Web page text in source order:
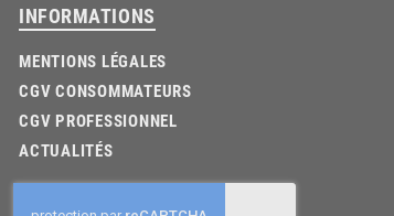
INFORMATIONS
MENTIONS LÉGALES
CGV CONSOMMATEURS
CGV PROFESSIONNEL
ACTUALITÉS